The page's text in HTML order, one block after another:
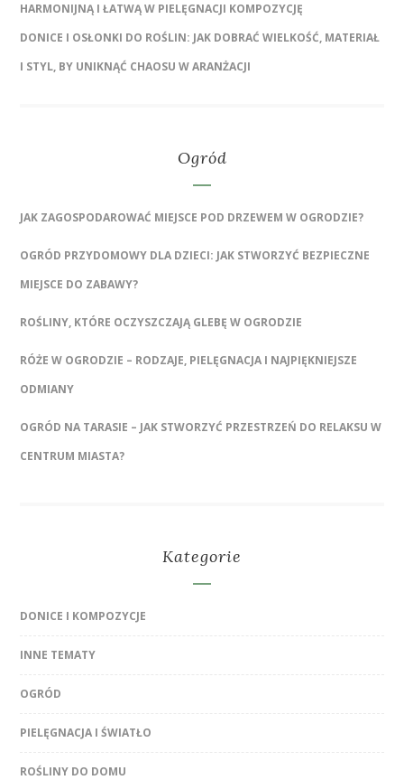
HARMONIJNĄ I ŁATWĄ W PIELĘGNACJI KOMPOZYCJĘ
DONICE I OSŁONKI DO ROŚLIN: JAK DOBRAĆ WIELKOŚĆ, MATERIAŁ
I STYL, BY UNIKNĄĆ CHAOSU W ARANŻACJI
Ogród
JAK ZAGOSPODAROWAĆ MIEJSCE POD DRZEWEM W OGRODZIE?
OGRÓD PRZYDOMOWY DLA DZIECI: JAK STWORZYĆ BEZPIECZNE
MIEJSCE DO ZABAWY?
ROŚLINY, KTÓRE OCZYSZCZAJĄ GLEBĘ W OGRODZIE
RÓŻE W OGRODZIE – RODZAJE, PIELĘGNACJA I NAJPIĘKNIEJSZE
ODMIANY
OGRÓD NA TARASIE – JAK STWORZYĆ PRZESTRZEŃ DO RELAKSU W
CENTRUM MIASTA?
Kategorie
DONICE I KOMPOZYCJE
INNE TEMATY
OGRÓD
PIELĘGNACJA I ŚWIATŁO
ROŚLINY DO DOMU